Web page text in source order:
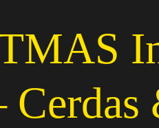
Cerdas